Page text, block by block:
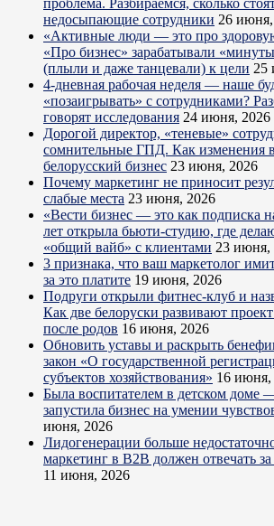
проблема. Разбираемся, сколько
недосыпающие сотрудники 26
«Активные люди — это про
«Про бизнес» зарабатывали
(плыли и даже танцевали) к цели 25
4-дневная рабочая неделя — наше
«позаигрывать» с сотрудниками?
говорят исследования 24 июня, 2026
Дорогой директор, «теневые»
сомнительные ГПД. Как изменения
белорусский бизнес 23 июня, 2026
Почему маркетинг не приносит
слабые места 23 июня, 2026
«Вести бизнес — это как подписка
лет открыла бьюти-студию, где
«общий вайб» с клиентами 23 июня,
3 признака, что ваш маркетолог
за это платите 19 июня, 2026
Подруги открыли фитнес-клуб и
Как две белоруски развивают
после родов 16 июня, 2026
Обновить уставы и раскрыть
закон «О государственной
субъектов хозяйствования» 16 июня,
Была воспитателем в детском доме
запустила бизнес на умении
июня, 2026
Лидогенерации больше
маркетинг в B2B должен отвечать
11 июня, 2026